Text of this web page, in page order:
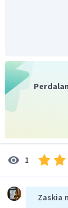
1
Zaskia